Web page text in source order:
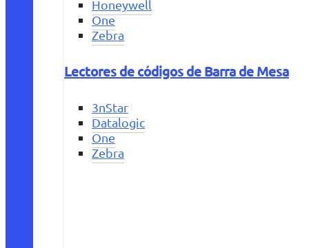
Honeywell
One
Zebra
Lectores de códigos de Barra de Mesa
3nStar
Datalogic
One
Zebra